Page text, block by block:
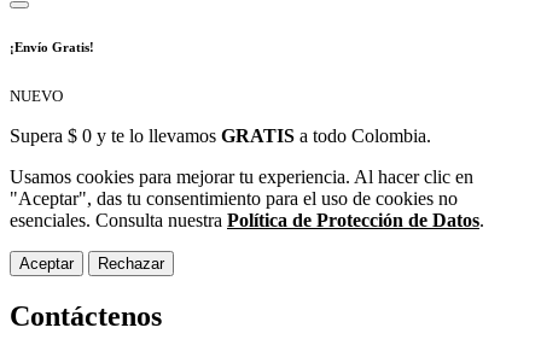
¡Envío Gratis!
NUEVO
Supera $ 0 y te lo llevamos GRATIS a todo Colombia.
Usamos cookies para mejorar tu experiencia. Al hacer clic en
"Aceptar", das tu consentimiento para el uso de cookies no
esenciales. Consulta nuestra Política de Protección de Datos.
Aceptar Rechazar
Contáctenos